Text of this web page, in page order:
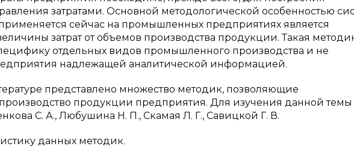
затратами. Основной методологической особенностью
сейчас на промышленных предприятиях является
затрат от объемов производства продукции. Такая
отдельных видов промышленного производства и не
надлежащей аналитической информацией.
представлено множество методик, позволяющие
производство продукции предприятия. Для изучения данной темы
С. А., Любушина Н. П., Скамая Л. Г., Савицкой Г. В.
данных методик.